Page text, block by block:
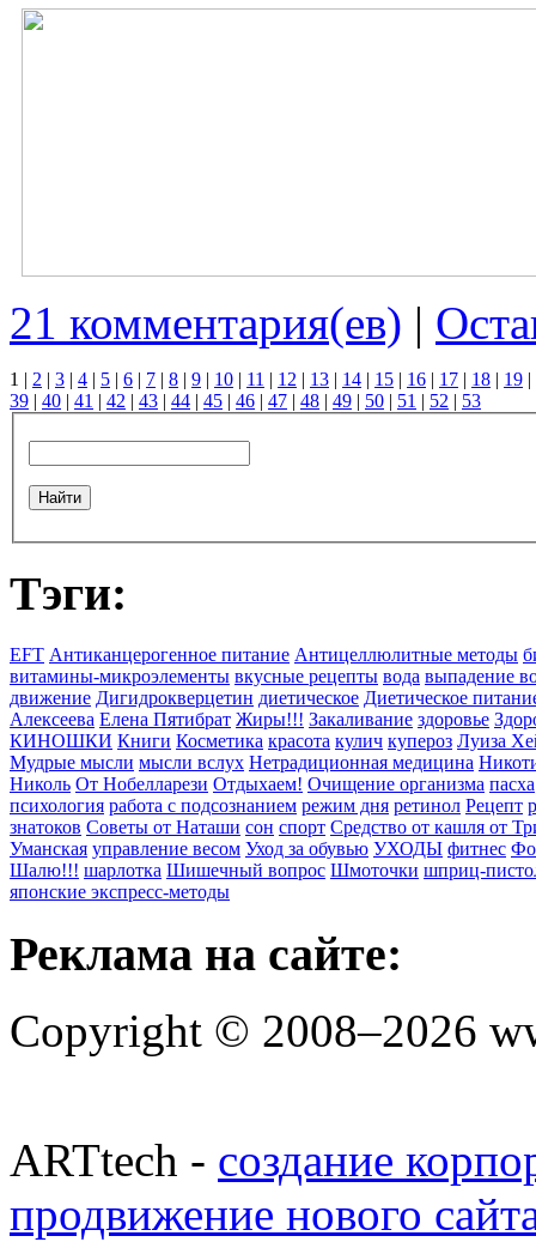
21 комментария(ев) |
1 | 2 | 3 | 4 | 5 | 6 | 7 | 8 | 9 | 10 | 11 | 12 | 13 | 14 | 15 | 16 | 17 | 18 | 19 |
39 | 40 | 41 | 42 | 43 | 44 | 45 | 46 | 47 | 48 | 49 | 50 | 51 | 52 | 53
Тэги:
EFT Антиканцерогенное питание Антицеллюлитные методы
витамины-микроэлементы вкусные рецепты вода выпадение
движение Дигидрокверцетин диетическое Диетическое
Алексеева Елена Пятибрат Жиры!!! Закаливание здоровье
КИНОШКИ Книги Косметика красота кулич купероз Луиза
Мудрые мысли мысли вслух Нетрадиционная медицина
Николь От Нобелларези Отдыхаем! Очищение организма пасха
психология работа с подсознанием режим дня ретинол Рецепт
знатоков Советы от Наташи сон спорт Средство от кашля от
Уманская управление весом Уход за обувью УХОДЫ фитнес
Шалю!!! шарлотка Шишечный вопрос Шмоточки шприц-
японские экспресс-методы
Реклама на сайте:
Copyright © 2008–2026
ARTtech - создание
продвижение нового